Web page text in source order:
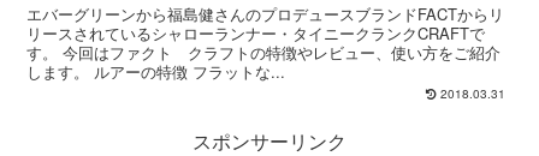
エバーグリーンから福島健さんのプロデュースブランドFACTからリ
リースされているシャローランナー・タイニークランクCRAFTで
す。 今回はファクト クラフトの特徴やレビュー、使い方をご紹介
します。 ルアーの特徴 フラットな...
2018.03.31
スポンサーリンク